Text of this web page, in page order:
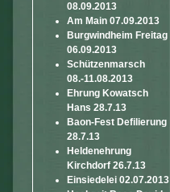
08.09.2013
Am Main 07.09.2013
Burgwindheim Freitag
06.09.2013
Schützenmarsch
08.-11.08.2013
Ehrung Kowatsch
Hans 28.7.13
Baon-Fest Defilierung
28.7.13
Heldenehrung
Kirchdorf 26.7.13
Einsiedelei 02.07.2013